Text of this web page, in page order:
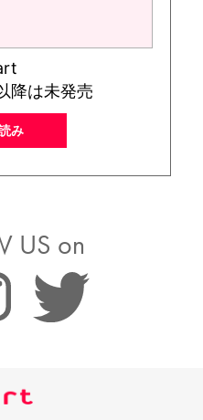
降は未発売
み
US on